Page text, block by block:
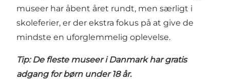
museer har åbent året rundt, men særligt i
skoleferier, er der ekstra fokus på at give de
mindste en uforglemmelig oplevelse.
Tip: De fleste museer i Danmark har gratis
adgang for børn under 18 år.